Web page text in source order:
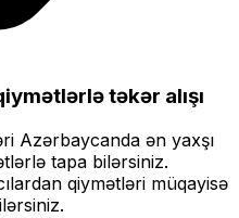
təkər alışı
Azərbaycanda ən yaxşı
tapa bilərsiniz.
qiymətləri müqayisə